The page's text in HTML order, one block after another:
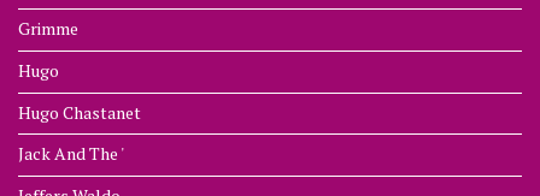
Grimme
Hugo
Hugo Chastanet
Jack And The '